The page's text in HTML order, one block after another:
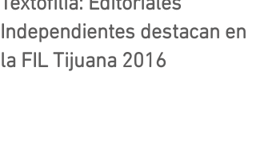
Independientes destacan en
la FIL Tijuana 2016